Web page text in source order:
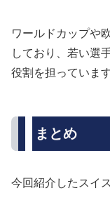
ワールドカップや
しており、若い選
役割を担っています
まとめ
今回紹介したスイ